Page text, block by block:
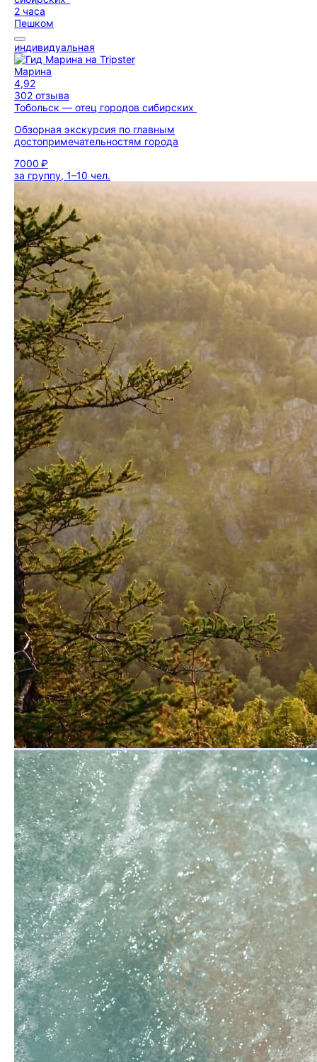
2 часа
Пешком
индивидуальная
Марина
4,92
302 отзыва
Тобольск — отец городов сибирских
Обзорная экскурсия по главным
достопримечательностям города
7000 ₽
за группу, 1–10 чел.